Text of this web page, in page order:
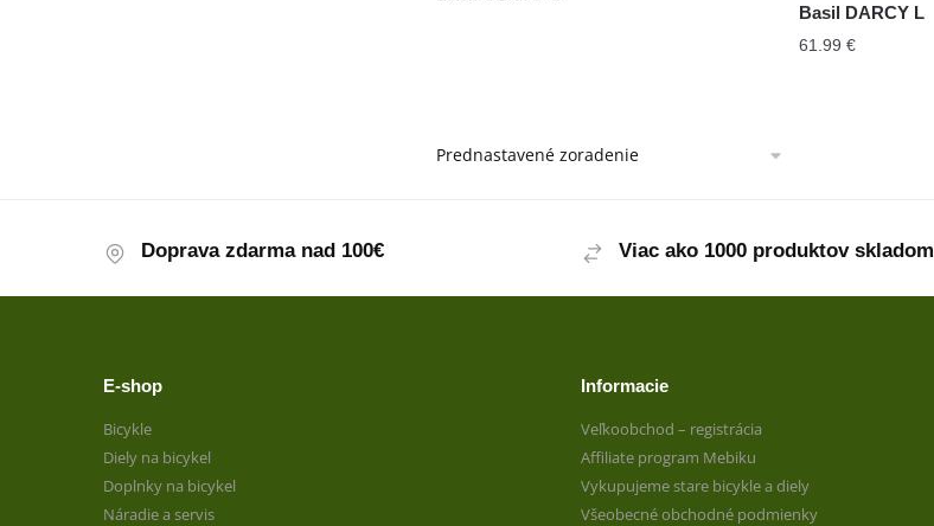
Basil DARCY L
61.99 €
Doprava zdarma nad 100€ Viac ako 1000 produktov skladom
E-shop
Bicykle
Diely na bicykel
Doplnky na bicykel
Náradie a servis
Informacie
Veľkoobchod – registrácia
Affiliate program Mebiku
Vykupujeme stare bicykle a diely
Všeobecné obchodné podmienky